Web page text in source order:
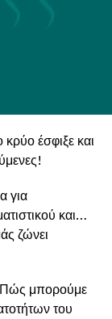
έσφιξε και
για
και…
ζώνει
Πώς μπορούμε
του